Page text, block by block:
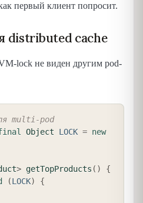
первый клиент попросит.
distributed cache
lock не виден другим pod-
multi-pod
Object LOCK = new
> getTopProducts ( )
{
(LOCK)
{